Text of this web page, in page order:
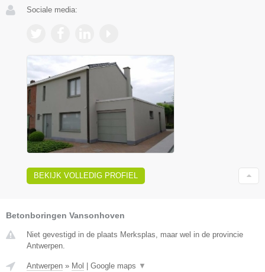
Sociale media:
BEKIJK VOLLEDIG PROFIEL
Betonboringen Vansonhoven
Niet gevestigd in de plaats Merksplas, maar wel in de provincie
Antwerpen.
Antwerpen » Mol | Google maps ▼